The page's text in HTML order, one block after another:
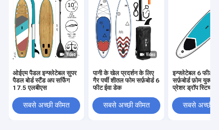
ओईएम पैडल इन्फ्लेटेबल सुपर
पैडल बोर्ड स्टैंड अप सर्फिंग
17.5 एलबीएस
सबसे अच्छी कीमत
पानी के खेल प्रदर्शन के लिए
गैर पर्ची शीतल फोम सर्फ़बोर्ड 6
फीट ईवा डेक
सबसे अच्छी कीमत
इन्फ्लेटेबल 6 फीट
सर्फ़बोर्ड फ़ोम युक्त
प्रेशर ड्रॉप स्टिच
सबसे अच्छी